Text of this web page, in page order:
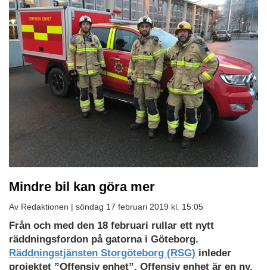
Mindre bil kan göra mer
Av Redaktionen | söndag 17 februari 2019 kl. 15:05
Från och med den 18 februari rullar ett nytt
räddningsfordon på gatorna i Göteborg.
Räddningstjänsten Storgöteborg (RSG) inleder
projektet ”Offensiv enhet”. Offensiv enhet är en ny,